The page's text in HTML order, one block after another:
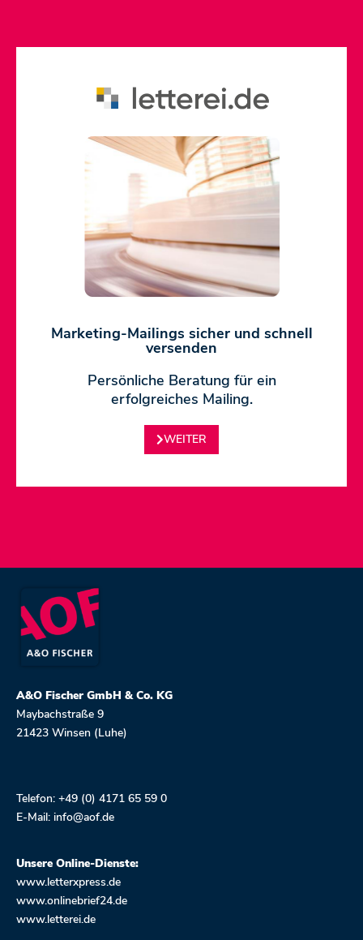
Marketing-Mailings sicher und schnell
versenden
Persönliche Beratung für ein
erfolgreiches Mailing.
WEITER
A&O Fischer GmbH & Co. KG
Maybachstraße 9
21423 Winsen (Luhe)
Telefon: +49 (0) 4171 65 59 0
E-Mail: info@aof.de
Unsere Online-Dienste:
www.letterxpress.de
www.onlinebrief24.de
www.letterei.de